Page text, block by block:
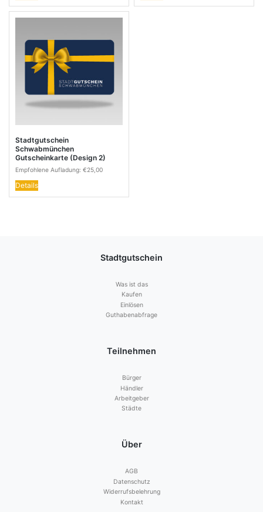
Stadtgutschein
Schwabmünchen
Gutscheinkarte (Design 2)
Empfohlene Aufladung: €25,00
Details
Stadtgutschein
Was ist das
Kaufen
Einlösen
Guthabenabfrage
Teilnehmen
Bürger
Händler
Arbeitgeber
Städte
Über
AGB
Datenschutz
Widerrufsbelehrung
Kontakt